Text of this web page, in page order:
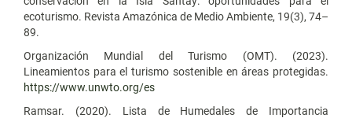
ecoturismo. Revista Amazónica de Medio Ambiente, 19(3), 74–
89.
Organización Mundial del Turismo (OMT). (2023).
Lineamientos para el turismo sostenible en áreas protegidas.
https://www.unwto.org/es
Ramsar. (2020). Lista de Humedales de Importancia